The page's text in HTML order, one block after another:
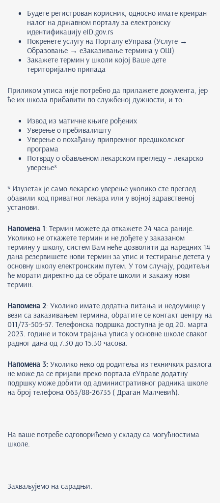
Будете регистрован корисник, односно имате креиран
налог на државном порталу за електронску
идентификацију eID.gov.rs
Покренете услугу на Порталу еУправа (Услуге →
Образовање → еЗаказивање термина у ОШ)
Закажете термин у школи којој Ваше дете
територијално припада
Приликом уписа није потребно да прилажете документа, јер
ће их школа прибавити по службеној дужности, и то:
Извод из матичне књиге рођених
Уверење о пребивалишту
Уверење о похађању припремног предшколског
програма
Потврду о обављеном лекарском прегледу – лекарско
уверење*
* Изузетак је само лекарско уверење уколико сте преглед
обавили код приватног лекара или у војној здравственој
установи.
Напомена 1: Термин можете да откажете 24 часа раније.
Уколико не откажете термин и не дођете у заказаном
термину у школу, систем Вам неће дозволити да наредних 14
дана резервишете нови термин за упис и тестирање детета у
основну школу електронским путем. У том случају, родитељи
ће морати директно да се обрате школи и закажу нови
термин.
Напомена 2: Уколико имате додатна питања и недоумице у
вези са заказивањем термина, обратите се контакт центру на
011/73-505-57. Телефонска подршка доступна је од 20. марта
2023. године и током трајања уписа у основне школе сваког
радног дана од 7.30 до 15.30 часова.
Напомена 3: Уколико неко од родитеља из техничких разлога
не може да се пријави преко портала еУправе додатну
подршку може добити од административног радника школе
на број телефона 063/88-26735 ( Драган Малчевић).
На ваше потребе одговорићемо у складу са могућностима
школе.
Захваљујемо на сарадњи.